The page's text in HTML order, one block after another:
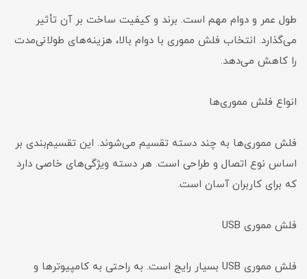
طول عمر و دوام مهم است. برند و کیفیت ساخت بر آن تأثیر
می‌گذارد. انتخاب فلش مموری با دوام بالا، هزینه‌های طولانی‌مدت
را کاهش می‌دهد.
انواع فلش مموری‌ها
فلش مموری‌ها به چند دسته تقسیم می‌شوند. این تقسیم‌بندی بر
اساس نوع اتصال و طراحی است. هر دسته ویژگی‌های خاصی دارد
که برای کاربران آسان است.
فلش مموری USB
فلش مموری USB بسیار رایج است. به راحتی به کامپیوترها و